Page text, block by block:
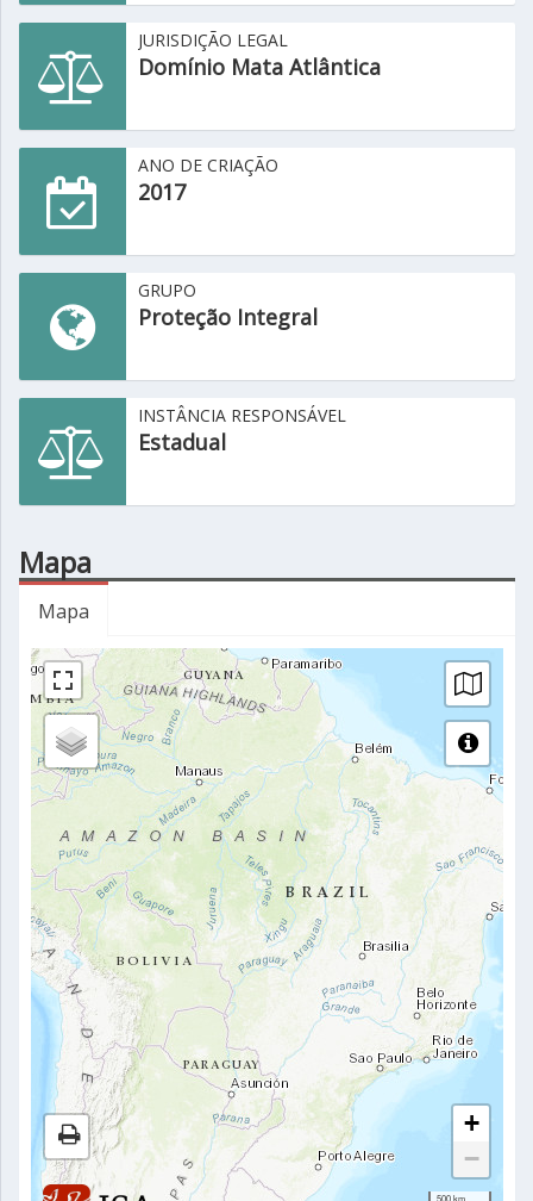
JURISDIÇÃO LEGAL
Domínio Mata Atlântica
ANO DE CRIAÇÃO
2017
GRUPO
Proteção Integral
INSTÂNCIA RESPONSÁVEL
Estadual
Mapa
Mapa
+
−
500 km